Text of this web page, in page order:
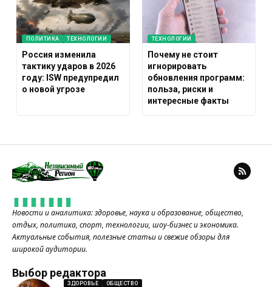
ПОЛИТИКА ТЕХНОЛОГИИ
Россия изменила
тактику ударов в 2026
году: ISW предупредил
о новой угрозе
ТЕХНОЛОГИИ
Почему не стоит
игнорировать
обновления программ:
польза, риски и
интересные факты
Новости и аналитика: здоровье, наука и образование, общество,
отдых, политика, спорт, технологии, шоу-бизнес и экономика.
Актуальные события, полезные статьи и свежие обзоры для
широкой аудитории.
Выбор редактора
ЗДОРОВЬЕ ОБЩЕСТВО